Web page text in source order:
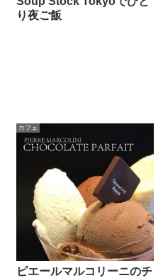
り夜ご飯
カフェ
ピエールマルコリーニのチ